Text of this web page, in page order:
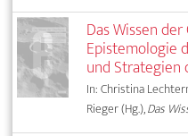
Das Wissen
Epistemologie
und Strategien
In: Christina
Rieger (Hg.),Das